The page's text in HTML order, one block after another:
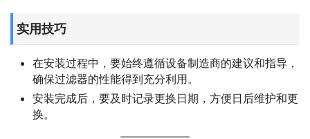
实用技巧
在安装过程中，要始终遵循设备制造商的建议和指导，
确保过滤器的性能得到充分利用。
安装完成后，要及时记录更换日期，方便日后维护和更
换。